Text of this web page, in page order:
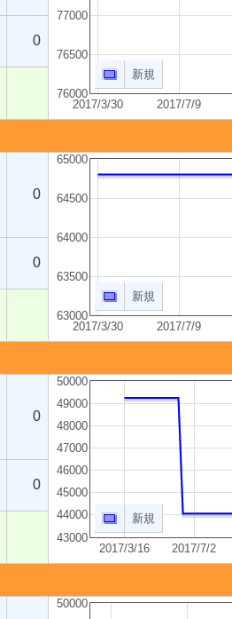
2017/3/30 2017/7/9
76000
76500
77000
新規
0
0
2017/3/30 2017/7/9
63000
63500
64000
64500
65000
新規
0
0
2017/3/16 2017/7/2
43000
44000
45000
46000
47000
48000
49000
50000
新規
0
50000